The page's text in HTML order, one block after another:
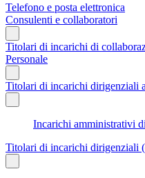
Telefono e posta elettronica
Consulenti e collaboratori
Titolari di incarichi di
Personale
Titolari di incarichi dirigenziali
Incarichi amministrativi
Titolari di incarichi dirigenziali